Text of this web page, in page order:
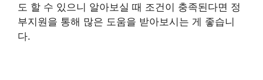
도 할 수 있으니 알아보실 때 조건이 충족된다면 정
부지원을 통해 많은 도움을 받아보시는 게 좋습니
다.